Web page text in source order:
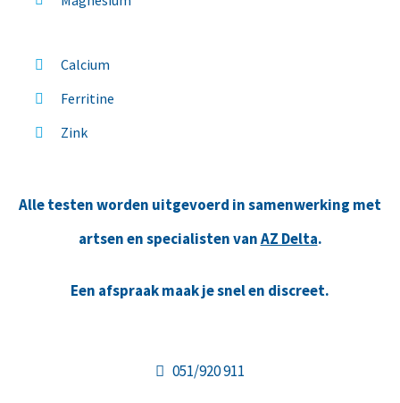
Calcium
Ferritine
Zink
Alle testen worden uitgevoerd in samenwerking met
artsen en specialisten vanAZ Delta.
Een afspraak maak je snel en discreet.
051/920 911